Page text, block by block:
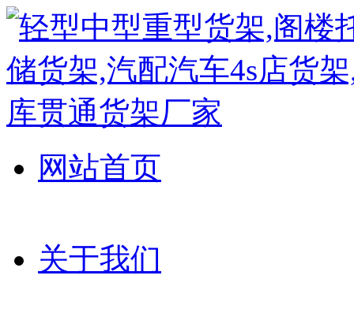
网站首页
关于我们